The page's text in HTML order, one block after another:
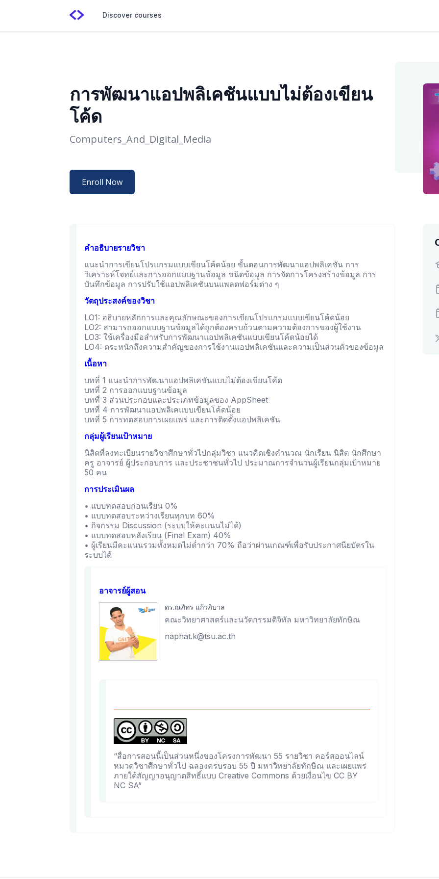
Discover courses
การพัฒนาแอปพลิเคชันแบบไม่ต้องเขียน
โค้ด
Computers_And_Digital_Media
Enroll Now
คำอธิบายรายวิชา
แนะนำการเขียนโปรแกรมแบบเขียนโค้ดน้อย ขั้นตอนการพัฒนาแอปพลิเคชัน การ
วิเคราะห์โจทย์และการออกแบบฐานข้อมูล ชนิดข้อมูล การจัดการโครงสร้างข้อมูล การ
บันทึกข้อมูล การปรับใช้แอปพลิเคชันบนแพลตฟอร์มต่าง ๆ
วัตถุประสงค์ของวิชา
LO1: อธิบายหลักการและคุณลักษณะของการเขียนโปรแกรมแบบเขียนโค้ดน้อย
LO2: สามารถออกแบบฐานข้อมูลได้ถูกต้องครบถ้วนตามความต้องการของผู้ใช้งาน
LO3: ใช้เครื่องมือสำหรับการพัฒนาแอปพลิเคชันแบบเขียนโค้ดน้อยได้
LO4: ตระหนักถึงความสำคัญของการใช้งานแอปพลิเคชันและความเป็นส่วนตัวของข้อมูล
เนื้อหา
บทที่ 1 แนะนำการพัฒนาแอปพลิเคชันแบบไม่ต้องเขียนโค้ด
บทที่ 2 การออกแบบฐานข้อมูล
บทที่ 3 ส่วนประกอบและประเภทข้อมูลของ AppSheet
บทที่ 4 การพัฒนาแอปพลิเคแบบเขียนโค้ดน้อย
บทที่ 5 การทดสอบการเผยแพร่ และการติดตั้งแอปพลิเคชัน
กลุ่มผู้เรียนเป้าหมาย
นิสิตที่ลงทะเบียนรายวิชาศึกษาทั่วไปกลุ่มวิชา แนวคิดเชิงคำนวณ นักเรียน นิสิต นักศึกษา
ครู อาจารย์ ผู้ประกอบการ และประชาชนทั่วไป ประมาณการจำนวนผู้เรียนกลุ่มเป้าหมาย
50 คน
การประเมินผล
• แบบทดสอบก่อนเรียน 0%
• แบบทดสอบระหว่างเรียนทุกบท 60%
• กิจกรรม Discussion (ระบบให้คะแนนไม่ได้)
• แบบทดสอบหลังเรียน (Final Exam) 40%
• ผู้เรียนมีคะแนนรวมทั้งหมดไม่ต่ำกว่า 70% ถือว่าผ่านเกณฑ์เพื่อรับประกาศนียบัตรใน
ระบบได้
อาจารย์ผู้สอน
ดร.ณภัทร แก้วภิบาล
คณะวิทยาศาสตร์และนวัตกรรมดิจิทัล มหาวิทยาลัยทักษิณ
naphat.k@tsu.ac.th
“สื่อการสอนนี้เป็นส่วนหนึ่งของโครงการพัฒนา 55 รายวิชา คอร์สออนไลน์
หมวดวิชาศึกษาทั่วไป ฉลองครบรอบ 55 ปี มหาวิทยาลัยทักษิณ และเผยแพร่
ภายใต้สัญญาอนุญาตสิทธิ์แบบ Creative Commons ด้วยเงื่อนไข CC BY
NC SA”